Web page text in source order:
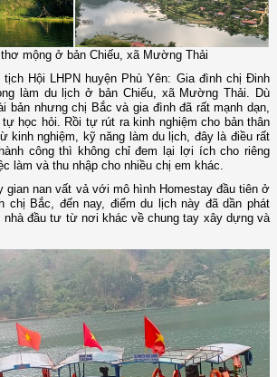
mộng ở bản Chiếu, xã Mường Thải
tịch Hội LHPN huyện Phù Yên: Gia đình chị Đinh
làm du lịch ở bản Chiếu, xã Mường Thải. Dù
bản nhưng chị Bắc và gia đình đã rất mạnh dạn,
học hỏi. Rồi tự rút ra kinh nghiệm cho bản thân
kinh nghiệm, kỹ năng làm du lịch, đây là điều rất
công thì không chỉ đem lại lợi ích cho riêng
làm và thu nhập cho nhiều chị em khác.
gian nan vất vả với mô hình Homestay đầu tiên ở
chị Bắc, đến nay, điểm du lịch này đã dần phát
đầu tư từ nơi khác về chung tay xây dựng và